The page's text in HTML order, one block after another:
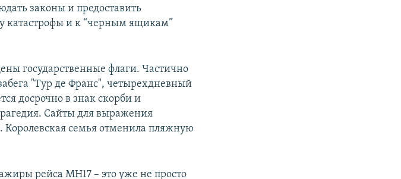
законы и предоставить
катастрофы и к “черным ящикам”
государственные флаги. Частично
"Тур де Франс", четырехдневный
досрочно в знак скорби и
Сайты для выражения
Королевская семья отменила пляжную
рейса MH17 – это уже не просто